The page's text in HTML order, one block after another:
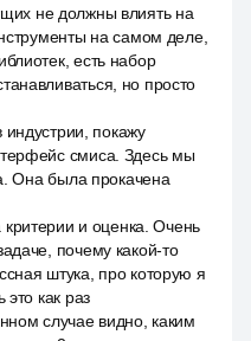
не должны влиять на
на самом деле,
есть набор
но просто
индустрии, покажу
смиса. Здесь мы
Она была прокачена
критерии и оценка. Очень
почему какой-то
штука, про которую я
это как раз
случае видно, каким